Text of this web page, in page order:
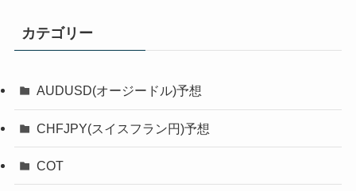
カテゴリー
AUDUSD(オージードル)予想
CHFJPY(スイスフラン円)予想
COT